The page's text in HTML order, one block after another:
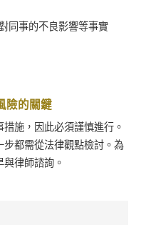
同事的不良影響等事實
險的關鍵
施，因此必須謹慎進行。
都需從法律觀點檢討。為
律師諮詢。